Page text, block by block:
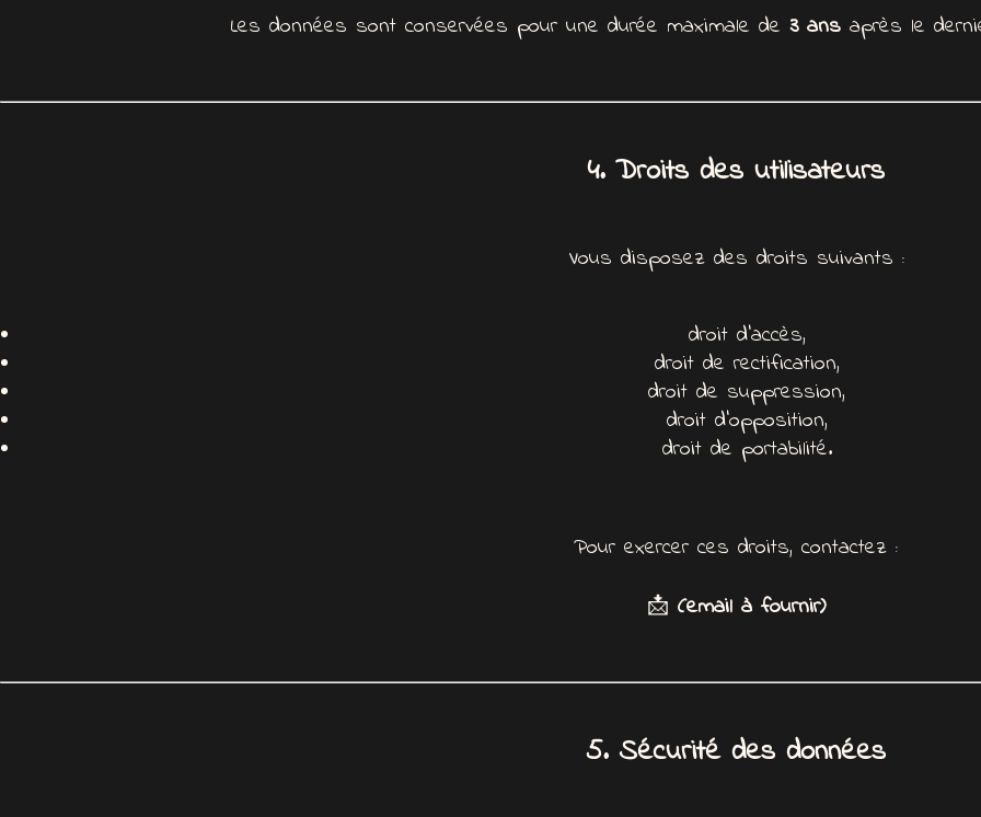
Les données sont conservées pour une durée maximale de 3 ans après le
4. Droits des utilisateurs
Vous disposez des droits suivants :
droit d’accès,
droit de rectification,
droit de suppression,
droit d’opposition,
droit de portabilité.
Pour exercer ces droits, contactez :
📩 (email à fournir)
5. Sécurité des données